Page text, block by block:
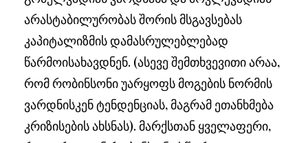
არასტაბილურობას შორის მსგავსებას
კაპიტალიზმის დამასრულებლებად
წარმოისახავდნენ. (ასევე შემთხვევითი არაა,
რომ რობინსონი უარყოფს მოგების ნორმის
ვარდნისკენ ტენდენციას, მაგრამ ეთანხმება
კრიზისების ახსნას). მარქსთან ყველაფერი,